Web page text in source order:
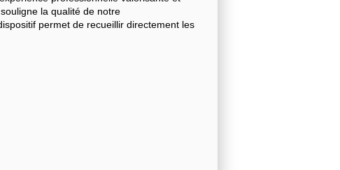
la qualité de notre
permet de recueillir directement les